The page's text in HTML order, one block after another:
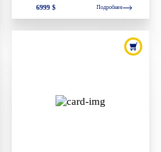
6999 $ Подробнее